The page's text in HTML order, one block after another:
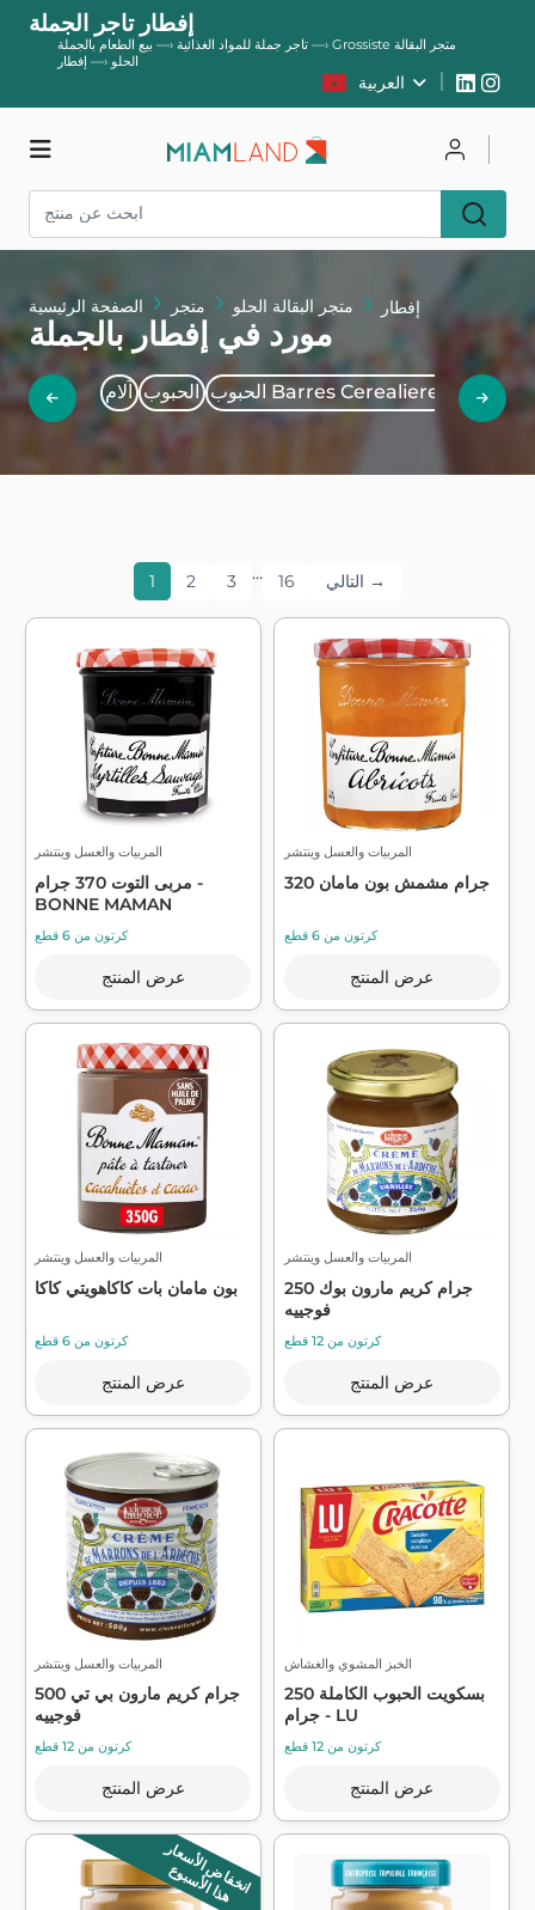
إفطار تاجر الجملة
تاجر جملة للمواد الغذائية —› بيع الطعام بالجملة —› Grossiste متجر البقالة
الحلو —› إفطار
العربية
الصفحة الرئيسية متجر متجر البقالة الحلو إفطار
مورد في إفطار بالجملة
آلام الحبوب الحبوب Barres Cerealieres والغشاش
1 2 3 … 16 التالي →
المربيات والعسل وينتشر
مربى التوت 370 جرام -
BONNE MAMAN
كرتون من 6 قطع
عرض المنتج
المربيات والعسل وينتشر
320 جرام مشمش بون مامان
كرتون من 6 قطع
عرض المنتج
المربيات والعسل وينتشر
بون مامان بات كاكاهويتي كاكا
كرتون من 6 قطع
عرض المنتج
المربيات والعسل وينتشر
250 جرام كريم مارون بوك
فوجييه
كرتون من 12 قطع
عرض المنتج
المربيات والعسل وينتشر
500 جرام كريم مارون بي تي
فوجييه
كرتون من 12 قطع
عرض المنتج
الخبز المشوي والغشاش
بسكويت الحبوب الكاملة 250
جرام - LU
كرتون من 12 قطع
عرض المنتج
انخفاض الأسعار
هذا الأسبوع
متجر